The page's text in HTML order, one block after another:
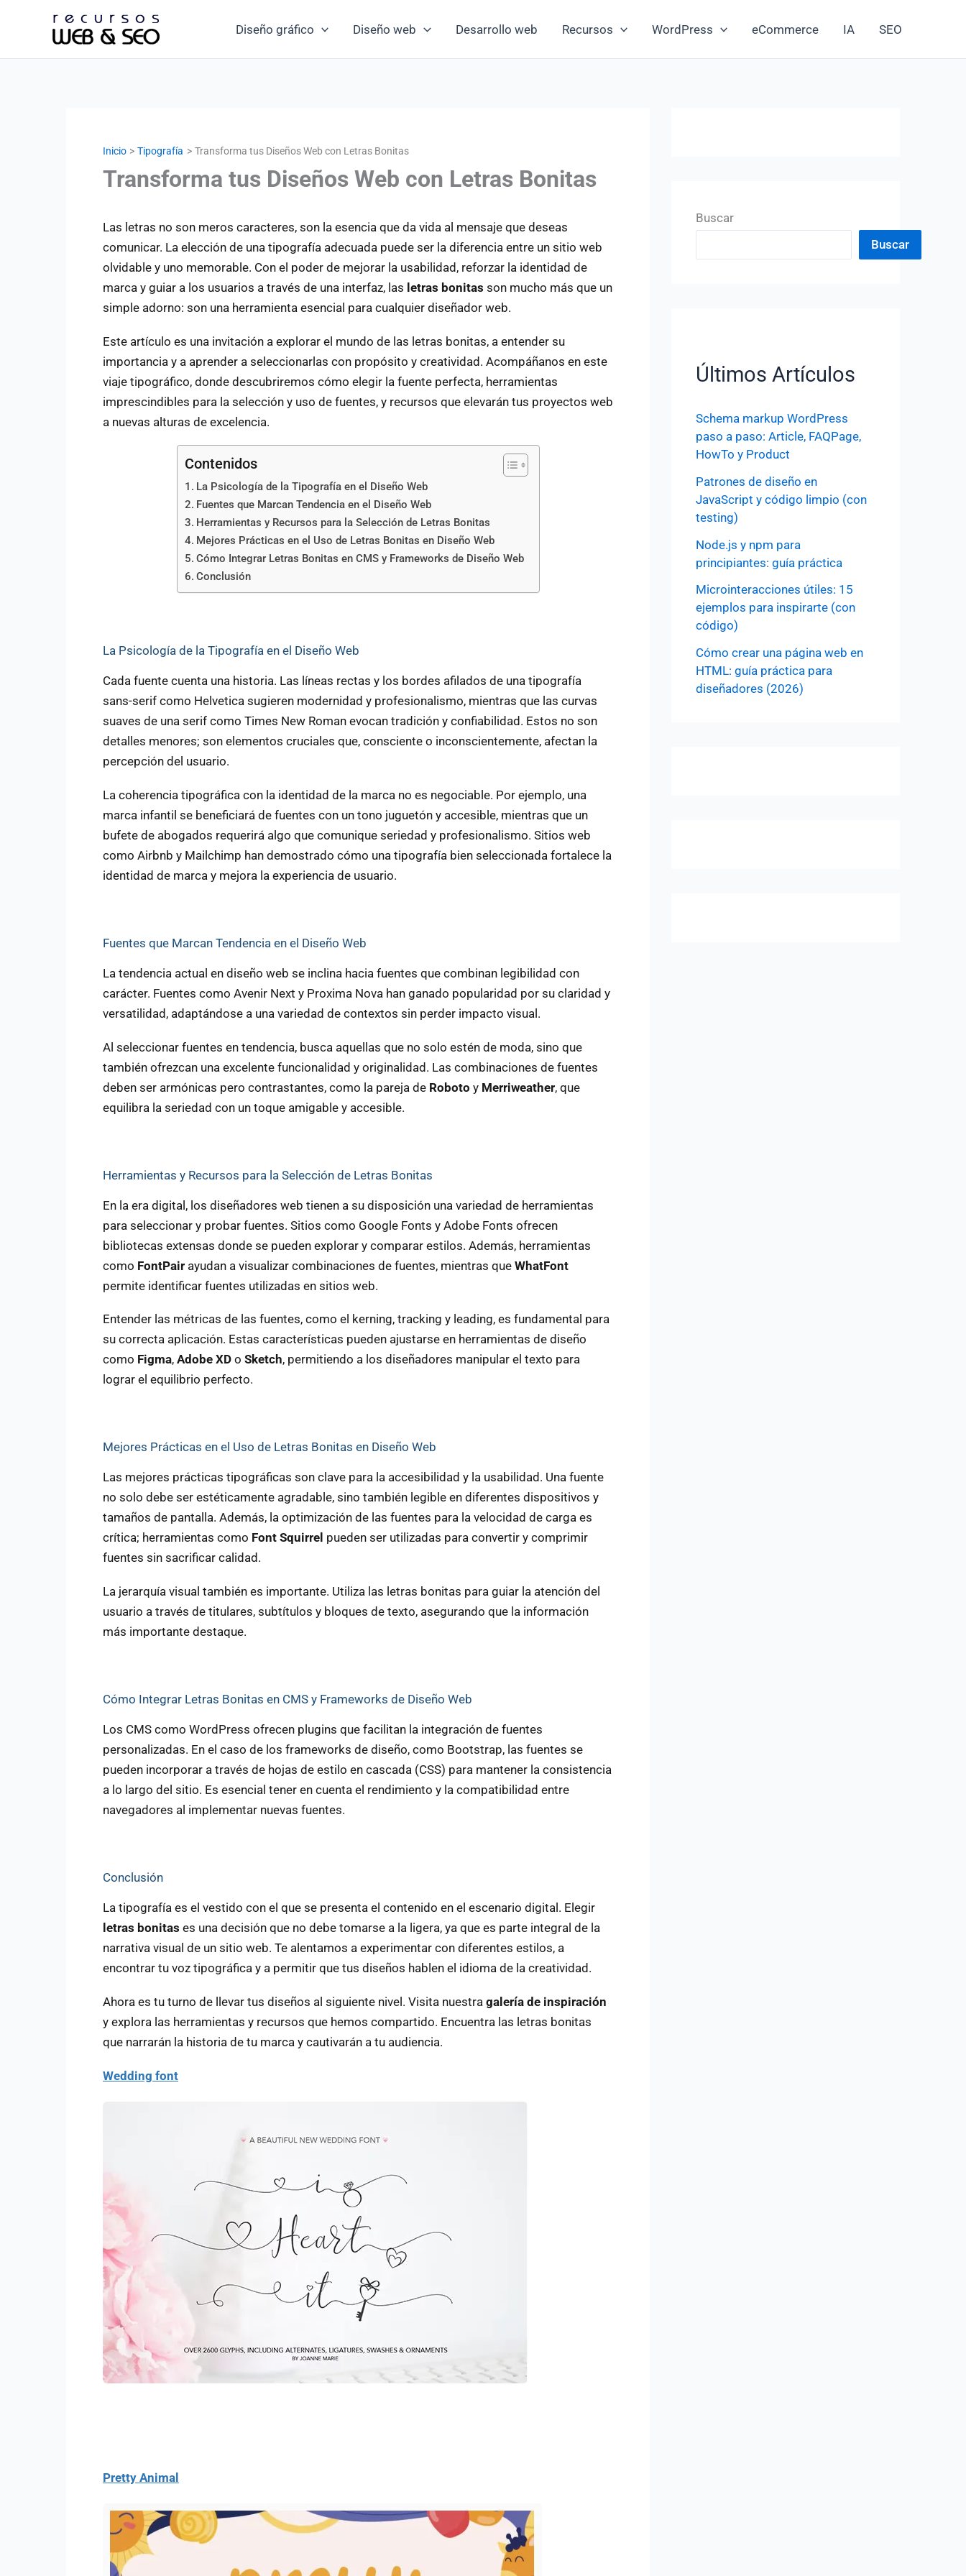
Diseño gráfico Diseño web Desarrollo web Recursos WordPress eCommerce IA SEO
Inicio Tipografía Transforma tus Diseños Web con Letras Bonitas
Transforma tus Diseños Web con Letras Bonitas
Las letras no son meros caracteres, son la esencia que da vida al mensaje que deseas
comunicar. La elección de una tipografía adecuada puede ser la diferencia entre un sitio web
olvidable y uno memorable. Con el poder de mejorar la usabilidad, reforzar la identidad de
marca y guiar a los usuarios a través de una interfaz, las letras bonitas son mucho más que un
simple adorno: son una herramienta esencial para cualquier diseñador web.
Este artículo es una invitación a explorar el mundo de las letras bonitas, a entender su
importancia y a aprender a seleccionarlas con propósito y creatividad. Acompáñanos en este
viaje tipográfico, donde descubriremos cómo elegir la fuente perfecta, herramientas
imprescindibles para la selección y uso de fuentes, y recursos que elevarán tus proyectos web
a nuevas alturas de excelencia.
Contenidos
La Psicología de la Tipografía en el Diseño Web
Fuentes que Marcan Tendencia en el Diseño Web
Herramientas y Recursos para la Selección de Letras Bonitas
Mejores Prácticas en el Uso de Letras Bonitas en Diseño Web
Cómo Integrar Letras Bonitas en CMS y Frameworks de Diseño Web
Conclusión
La Psicología de la Tipografía en el Diseño Web
Cada fuente cuenta una historia. Las líneas rectas y los bordes afilados de una tipografía
sans-serif como Helvetica sugieren modernidad y profesionalismo, mientras que las curvas
suaves de una serif como Times New Roman evocan tradición y confiabilidad. Estos no son
detalles menores; son elementos cruciales que, consciente o inconscientemente, afectan la
percepción del usuario.
La coherencia tipográfica con la identidad de la marca no es negociable. Por ejemplo, una
marca infantil se beneficiará de fuentes con un tono juguetón y accesible, mientras que un
bufete de abogados requerirá algo que comunique seriedad y profesionalismo. Sitios web
como Airbnb y Mailchimp han demostrado cómo una tipografía bien seleccionada fortalece la
identidad de marca y mejora la experiencia de usuario.
Fuentes que Marcan Tendencia en el Diseño Web
La tendencia actual en diseño web se inclina hacia fuentes que combinan legibilidad con
carácter. Fuentes como Avenir Next y Proxima Nova han ganado popularidad por su claridad y
versatilidad, adaptándose a una variedad de contextos sin perder impacto visual.
Al seleccionar fuentes en tendencia, busca aquellas que no solo estén de moda, sino que
también ofrezcan una excelente funcionalidad y originalidad. Las combinaciones de fuentes
deben ser armónicas pero contrastantes, como la pareja de Roboto y Merriweather, que
equilibra la seriedad con un toque amigable y accesible.
Herramientas y Recursos para la Selección de Letras Bonitas
En la era digital, los diseñadores web tienen a su disposición una variedad de herramientas
para seleccionar y probar fuentes. Sitios como Google Fonts y Adobe Fonts ofrecen
bibliotecas extensas donde se pueden explorar y comparar estilos. Además, herramientas
como FontPair ayudan a visualizar combinaciones de fuentes, mientras que WhatFont
permite identificar fuentes utilizadas en sitios web.
Entender las métricas de las fuentes, como el kerning, tracking y leading, es fundamental para
su correcta aplicación. Estas características pueden ajustarse en herramientas de diseño
como Figma, Adobe XD o Sketch, permitiendo a los diseñadores manipular el texto para
lograr el equilibrio perfecto.
Mejores Prácticas en el Uso de Letras Bonitas en Diseño Web
Las mejores prácticas tipográficas son clave para la accesibilidad y la usabilidad. Una fuente
no solo debe ser estéticamente agradable, sino también legible en diferentes dispositivos y
tamaños de pantalla. Además, la optimización de las fuentes para la velocidad de carga es
crítica; herramientas como Font Squirrel pueden ser utilizadas para convertir y comprimir
fuentes sin sacrificar calidad.
La jerarquía visual también es importante. Utiliza las letras bonitas para guiar la atención del
usuario a través de titulares, subtítulos y bloques de texto, asegurando que la información
más importante destaque.
Cómo Integrar Letras Bonitas en CMS y Frameworks de Diseño Web
Los CMS como WordPress ofrecen plugins que facilitan la integración de fuentes
personalizadas. En el caso de los frameworks de diseño, como Bootstrap, las fuentes se
pueden incorporar a través de hojas de estilo en cascada (CSS) para mantener la consistencia
a lo largo del sitio. Es esencial tener en cuenta el rendimiento y la compatibilidad entre
navegadores al implementar nuevas fuentes.
Conclusión
La tipografía es el vestido con el que se presenta el contenido en el escenario digital. Elegir
letras bonitas es una decisión que no debe tomarse a la ligera, ya que es parte integral de la
narrativa visual de un sitio web. Te alentamos a experimentar con diferentes estilos, a
encontrar tu voz tipográfica y a permitir que tus diseños hablen el idioma de la creatividad.
Ahora es tu turno de llevar tus diseños al siguiente nivel. Visita nuestra galería de inspiración
y explora las herramientas y recursos que hemos compartido. Encuentra las letras bonitas
que narrarán la historia de tu marca y cautivarán a tu audiencia.
Wedding font
Pretty Animal
Buscar
Buscar
Últimos Artículos
Schema markup WordPress
paso a paso: Article, FAQPage,
HowTo y Product
Patrones de diseño en
JavaScript y código limpio (con
testing)
Node.js y npm para
principiantes: guía práctica
Microinteracciones útiles: 15
ejemplos para inspirarte (con
código)
Cómo crear una página web en
HTML: guía práctica para
diseñadores (2026)